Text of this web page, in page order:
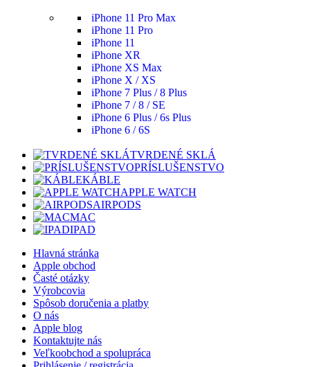
iPhone 11 Pro Max
iPhone 11 Pro
iPhone 11
iPhone XR
iPhone XS Max
iPhone X / XS
iPhone 7 Plus / 8 Plus
iPhone 7 / 8 / SE
iPhone 6 Plus / 6s Plus
iPhone 6 / 6S
TVRDENÉ SKLÁ
PRÍSLUŠENSTVO
KÁBLE
APPLE WATCH
AIRPODS
MAC
IPAD
Hlavná stránka
Apple obchod
Časté otázky
Výrobcovia
Spôsob doručenia a platby
O nás
Apple blog
Kontaktujte nás
Veľkoobchod a spolupráca